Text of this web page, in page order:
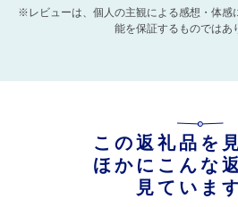
※レビューは、個人の主観による感想・体感
能を保証するものではあ
この返礼品を
ほかにこんな
見ていま